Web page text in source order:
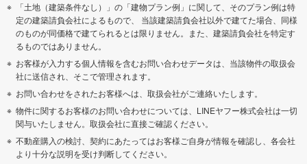
「土地（建築条件なし）」の「建物プラン例」に関して、そのプラン例は特
定の建築請負会社によるもので、 当該建築請負会社以外で建てた場合、同様
のものが同価格で建てられるとは限りません。また、建築請負会社を特定す
るものではありません。
お客様が入力する個人情報を含むお問い合わせデータは、当該物件の取扱会
社に送信され、そこで管理されます。
お問い合わせをされたお客様へは、取扱会社がご連絡いたします。
物件に関するお客様のお問い合わせについては、LINEヤフー株式会社は一切
関与いたしません。取扱会社に直接ご確認ください。
不動産購入の検討、契約にあたってはお客様ご自身が情報を確認し、各会社
より十分な説明を受け判断してください。